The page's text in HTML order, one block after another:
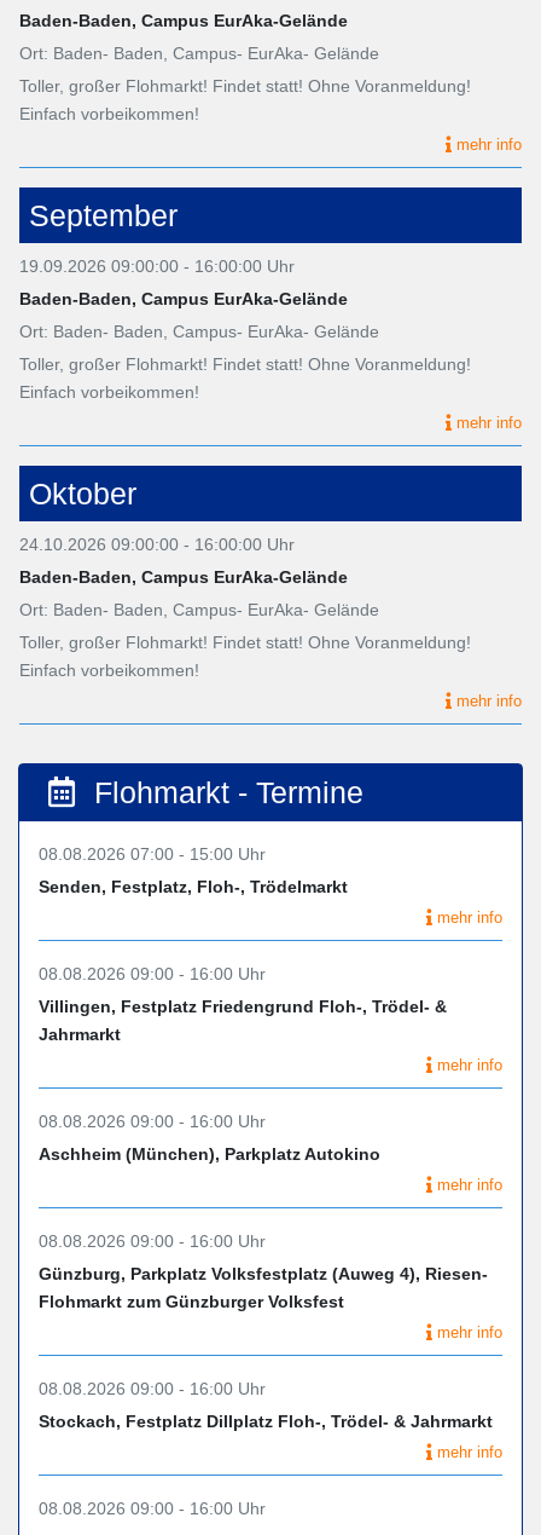
Baden-Baden, Campus EurAka-Gelände
Ort: Baden- Baden, Campus- EurAka- Gelände
Toller, großer Flohmarkt! Findet statt! Ohne Voranmeldung!
Einfach vorbeikommen!
mehr info
September
19.09.2026 09:00:00 - 16:00:00 Uhr
Baden-Baden, Campus EurAka-Gelände
Ort: Baden- Baden, Campus- EurAka- Gelände
Toller, großer Flohmarkt! Findet statt! Ohne Voranmeldung!
Einfach vorbeikommen!
mehr info
Oktober
24.10.2026 09:00:00 - 16:00:00 Uhr
Baden-Baden, Campus EurAka-Gelände
Ort: Baden- Baden, Campus- EurAka- Gelände
Toller, großer Flohmarkt! Findet statt! Ohne Voranmeldung!
Einfach vorbeikommen!
mehr info
Flohmarkt - Termine
08.08.2026 07:00 - 15:00 Uhr
Senden, Festplatz, Floh-, Trödelmarkt
mehr info
08.08.2026 09:00 - 16:00 Uhr
Villingen, Festplatz Friedengrund Floh-, Trödel- &
Jahrmarkt
mehr info
08.08.2026 09:00 - 16:00 Uhr
Aschheim (München), Parkplatz Autokino
mehr info
08.08.2026 09:00 - 16:00 Uhr
Günzburg, Parkplatz Volksfestplatz (Auweg 4), Riesen-
Flohmarkt zum Günzburger Volksfest
mehr info
08.08.2026 09:00 - 16:00 Uhr
Stockach, Festplatz Dillplatz Floh-, Trödel- & Jahrmarkt
mehr info
08.08.2026 09:00 - 16:00 Uhr